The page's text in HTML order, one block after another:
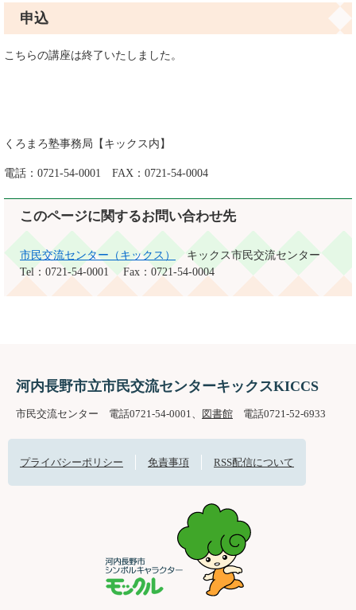
申込
こちらの講座は終了いたしました。
くろまろ塾事務局【キックス内】
電話：0721-54-0001 FAX：0721-54-0004
このページに関するお問い合わせ先
市民交流センター（キックス）
キックス市民交流センター
Tel：0721-54-0001
Fax：0721-54-0004
河内長野市立市民交流センターキックスKICCS
市民交流センター 電話0721-54-0001、 図書館 電話0721-52-6933
プライバシーポリシー 免責事項 RSS配信について